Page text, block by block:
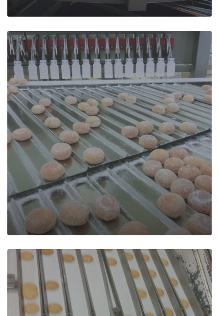
Regrouper /
Diverger